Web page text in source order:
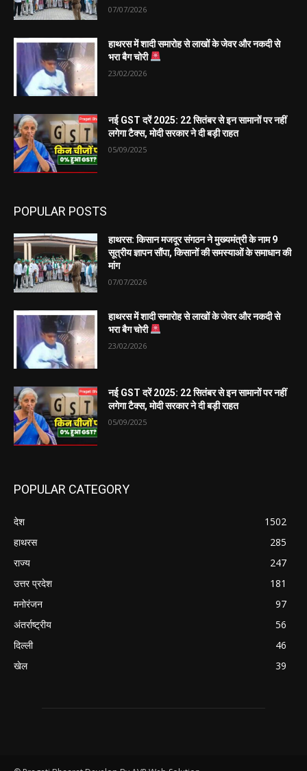
07/07/2026
हाथरस में शादी समारोह से लाखों के जेवर और नकदी से
भरा बैग चोरी
23/02/2026
नई GST दरें 2025: 22 सितंबर से इन सामानों पर नहीं
लगेगा टैक्स, मोदी सरकार ने दी बड़ी राहत
05/09/2025
POPULAR POSTS
हाथरस: किसान मजदूर संगठन ने मुख्यमंत्री के नाम 9
सूत्रीय ज्ञापन सौंपा, किसानों की समस्याओं के समाधान की
मांग
07/07/2026
हाथरस में शादी समारोह से लाखों के जेवर और नकदी से
भरा बैग चोरी
23/02/2026
नई GST दरें 2025: 22 सितंबर से इन सामानों पर नहीं
लगेगा टैक्स, मोदी सरकार ने दी बड़ी राहत
05/09/2025
POPULAR CATEGORY
देश
1502
हाथरस
285
राज्य
247
उत्तर प्रदेश
181
मनोरंजन
97
अंतर्राष्ट्रीय
56
दिल्ली
46
खेल
39